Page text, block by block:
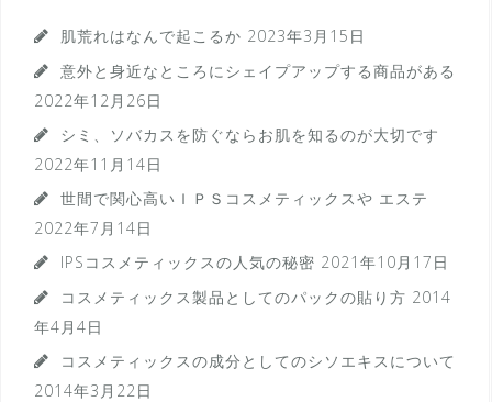
肌荒れはなんで起こるか 2023年3月15日
意外と身近なところにシェイプアップする商品がある
2022年12月26日
シミ、ソバカスを防ぐならお肌を知るのが大切です
2022年11月14日
世間で関心高いＩＰＳコスメティックスや エステ
2022年7月14日
IPSコスメティックスの人気の秘密 2021年10月17日
コスメティックス製品としてのパックの貼り方 2014
年4月4日
コスメティックスの成分としてのシソエキスについて
2014年3月22日